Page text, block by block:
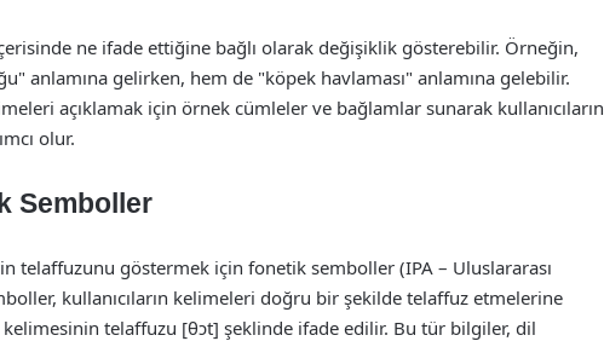
ne ifade ettiğine bağlı olarak değişiklik gösterebilir. Örneğin,
anlamına gelirken, hem de "köpek havlaması" anlamına gelebilir.
açıklamak için örnek cümleler ve bağlamlar sunarak kullanıcıların
olur.
Semboller
telaffuzunu göstermek için fonetik semboller (IPA – Uluslararası
kullanıcıların kelimeleri doğru bir şekilde telaffuz etmelerine
telaffuzu [θɔt] şeklinde ifade edilir. Bu tür bilgiler, dil